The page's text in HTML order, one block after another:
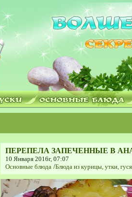
ПЕРЕПЕЛА ЗАПЕЧЕННЫЕ В
10 Января 2016г, 07:07
Основные блюда/Блюда из курицы, утки,